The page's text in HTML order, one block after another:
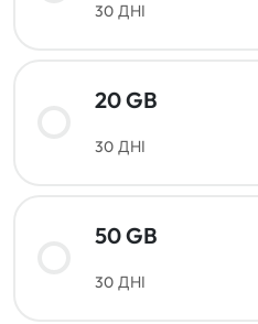
30 ДНІ
20 GB
30 ДНІ
50 GB
30 ДНІ